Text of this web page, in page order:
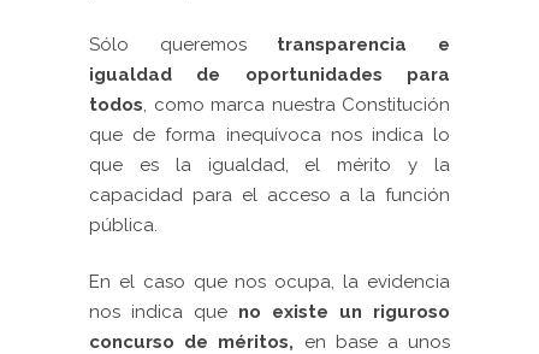
Sólo queremos transparencia e
igualdad de oportunidades para
todos, como marca nuestra Constitución
que de forma inequívoca nos indica lo
que es la igualdad, el mérito y la
capacidad para el acceso a la función
pública.
En el caso que nos ocupa, la evidencia
nos indica que no existe un riguroso
concurso de méritos, en base a unos